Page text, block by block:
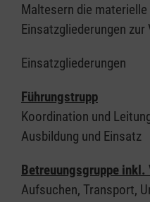
Maltesern die
Einsatzgliederungen zur
Einsatzgliederungen
Führungstrupp
Koordination und
Ausbildung und Einsatz
Betreuungsgruppe
Aufsuchen, Transport,